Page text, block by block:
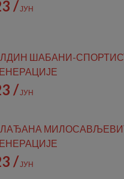
/ЈУН
ШАБАНИ-
/ЈУН
/ЈУН